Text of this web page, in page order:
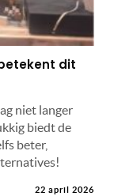
dit
niet langer
biedt de
beter,
22 april 2026